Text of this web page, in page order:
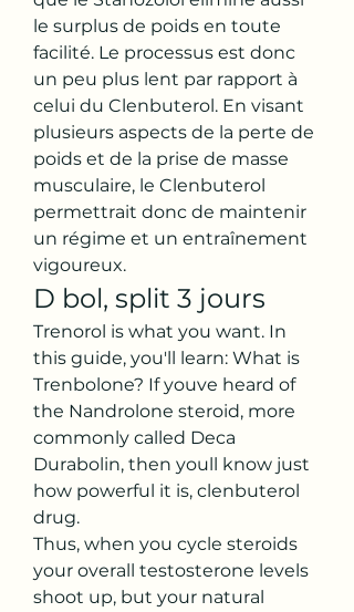
le surplus de poids en toute
facilité. Le processus est donc
un peu plus lent par rapport à
celui du Clenbuterol. En visant
plusieurs aspects de la perte de
poids et de la prise de masse
musculaire, le Clenbuterol
permettrait donc de maintenir
un régime et un entraînement
vigoureux.
D bol, split 3 jours
Trenorol is what you want. In
this guide, you'll learn: What is
Trenbolone? If youve heard of
the Nandrolone steroid, more
commonly called Deca
Durabolin, then youll know just
how powerful it is, clenbuterol
drug.
Thus, when you cycle steroids
your overall testosterone levels
shoot up, but your natural